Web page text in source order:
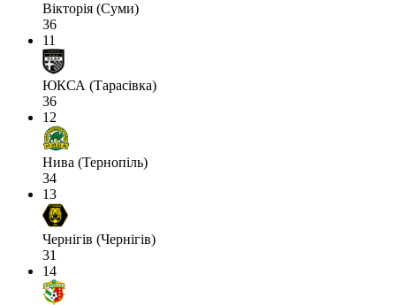
Вікторія (Суми)
36
11
ЮКСА (Тарасівка)
36
12
Нива (Тернопіль)
34
13
Чернігів (Чернігів)
31
14